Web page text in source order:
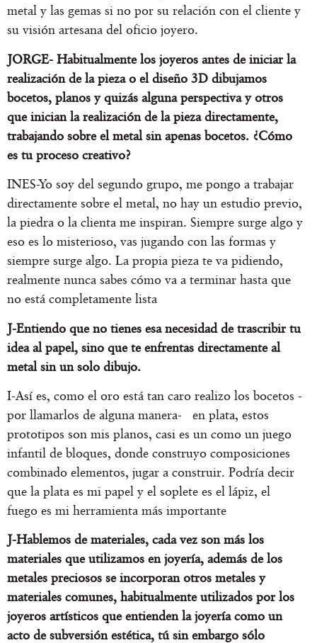
metal y las gemas si no por su relación con el cliente y
su visión artesana del oficio joyero.
JORGE- Habitualmente los joyeros antes de iniciar la
realización de la pieza o el diseño 3D dibujamos
bocetos, planos y quizás alguna perspectiva y otros
que inician la realización de la pieza directamente,
trabajando sobre el metal sin apenas bocetos. ¿Cómo
es tu proceso creativo?
INES-Yo soy del segundo grupo, me pongo a trabajar
directamente sobre el metal, no hay un estudio previo,
la piedra o la clienta me inspiran. Siempre surge algo y
eso es lo misterioso, vas jugando con las formas y
siempre surge algo. La propia pieza te va pidiendo,
realmente nunca sabes cómo va a terminar hasta que
no está completamente lista
J-Entiendo que no tienes esa necesidad de trascribir tu
idea al papel, sino que te enfrentas directamente al
metal sin un solo dibujo.
I-Así es, como el oro está tan caro realizo los bocetos -
por llamarlos de alguna manera- en plata, estos
prototipos son mis planos, casi es un como un juego
infantil de bloques, donde construyo composiciones
combinado elementos, jugar a construir. Podría decir
que la plata es mi papel y el soplete es el lápiz, el
fuego es mi herramienta más importante
J-Hablemos de materiales, cada vez son más los
materiales que utilizamos en joyería, además de los
metales preciosos se incorporan otros metales y
materiales comunes, habitualmente utilizados por los
joyeros artísticos que entienden la joyería como un
acto de subversión estética, tú sin embargo sólo